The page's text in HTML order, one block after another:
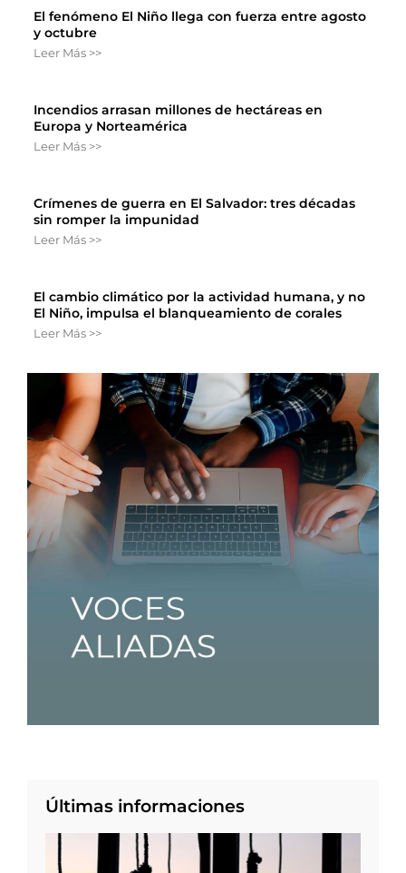
El fenómeno El Niño llega con fuerza entre agosto
y octubre
Leer Más >>
Incendios arrasan millones de hectáreas en
Europa y Norteamérica
Leer Más >>
Crímenes de guerra en El Salvador: tres décadas
sin romper la impunidad
Leer Más >>
El cambio climático por la actividad humana, y no
El Niño, impulsa el blanqueamiento de corales
Leer Más >>
Últimas informaciones